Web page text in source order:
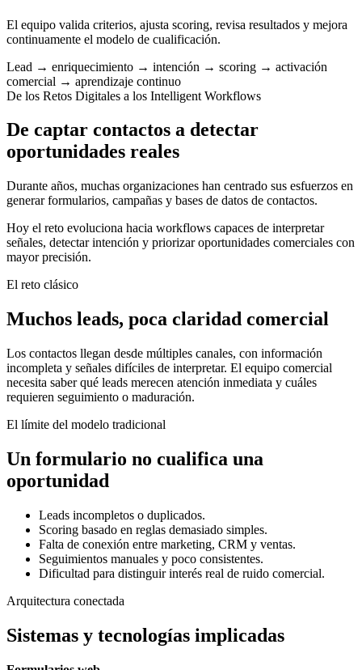
El equipo valida criterios, ajusta scoring, revisa resultados y mejora
continuamente el modelo de cualificación.
Lead → enriquecimiento → intención → scoring → activación
comercial → aprendizaje continuo
De los Retos Digitales a los Intelligent Workflows
De captar contactos a detectar
oportunidades reales
Durante años, muchas organizaciones han centrado sus esfuerzos en
generar formularios, campañas y bases de datos de contactos.
Hoy el reto evoluciona hacia workflows capaces de interpretar
señales, detectar intención y priorizar oportunidades comerciales con
mayor precisión.
El reto clásico
Muchos leads, poca claridad comercial
Los contactos llegan desde múltiples canales, con información
incompleta y señales difíciles de interpretar. El equipo comercial
necesita saber qué leads merecen atención inmediata y cuáles
requieren seguimiento o maduración.
El límite del modelo tradicional
Un formulario no cualifica una
oportunidad
Leads incompletos o duplicados.
Scoring basado en reglas demasiado simples.
Falta de conexión entre marketing, CRM y ventas.
Seguimientos manuales y poco consistentes.
Dificultad para distinguir interés real de ruido comercial.
Arquitectura conectada
Sistemas y tecnologías implicadas